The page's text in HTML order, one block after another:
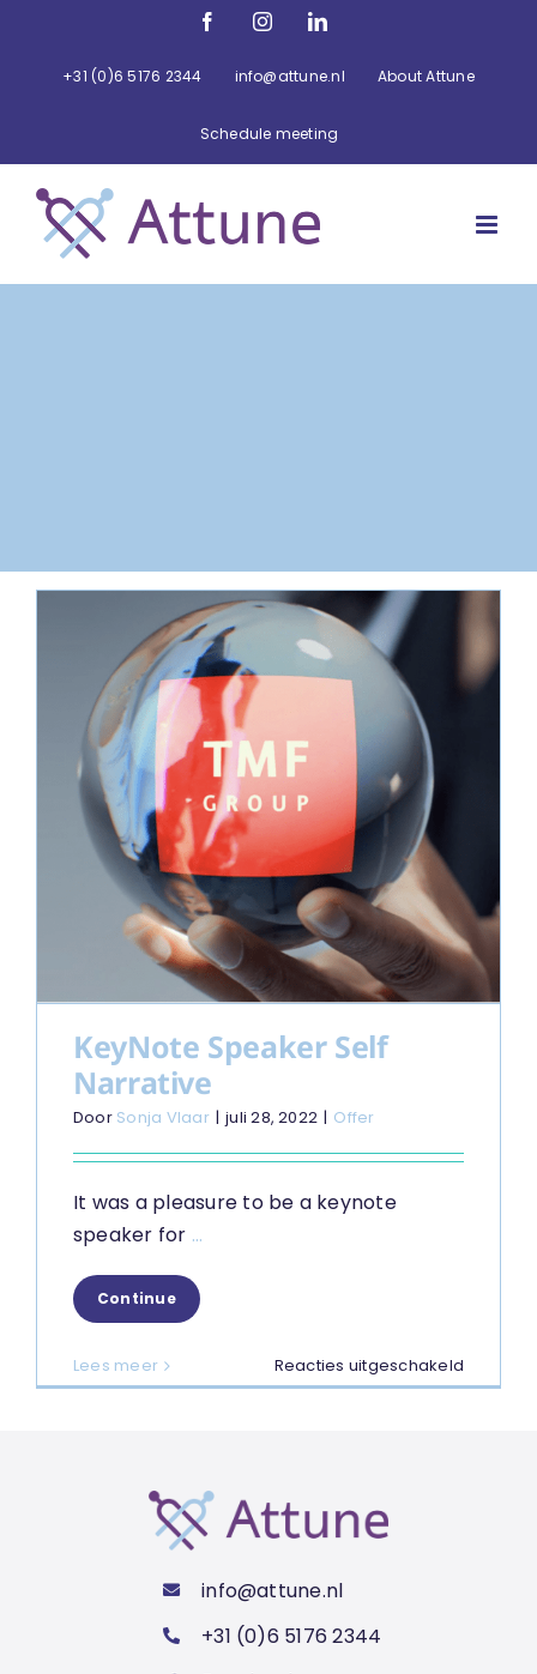
FacebookInstagramLinkedIn
+31 (0)6 5176 2344 info@attune.nl About Attune
Schedule meeting
KeyNote Speaker Self
Narrative
Door Sonja Vlaar | juli 28, 2022 | Offer
It was a pleasure to be a keynote
speaker for ...
Continue
Lees meer Reacties uitgeschakeld
KeyNote
info@attune.nl
+31 (0)6 5176 2344